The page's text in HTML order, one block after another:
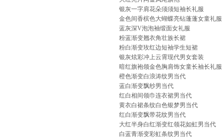
银灰一字肩花朵须须短袖长礼服
金色间香槟色大蝴蝶亮钻蓬蓬女童礼服
蓝灰深V泡泡袖缎面女礼服
粉蓝渐变翘衣角壮族长裙
粉白渐变玫红边短袖学生短裙
银灰炫彩冲上云霄现代男女套装
暗红旗袍领金色胸肩饰女童长袖长礼服
橙色渐变白浪涛纹男当代
蓝白渐变飘纱男当代
红白相间领巾连衣裙男当代
黄衣白裙条纹白色银梦男当代
红白渐变飘带花纹男当代
大红半身白红渐变红领花如虹男当代
白蓝青渐变彩虹条纹男当代